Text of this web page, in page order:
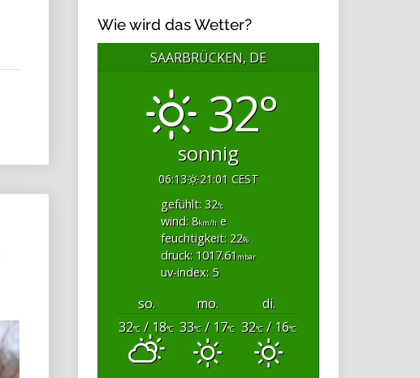
Wie wird das Wetter?
SAARBRÜCKEN, DE
32°
sonnig
06:13
21:01 CEST
gefühlt: 32°c
wind: 8km/he
feuchtigkeit: 22%
druck: 1017.61 mbar
uv-index: 5
so. mo.
di.
32°C / 18°C 33°C / 17°C 32°C/ 16°C